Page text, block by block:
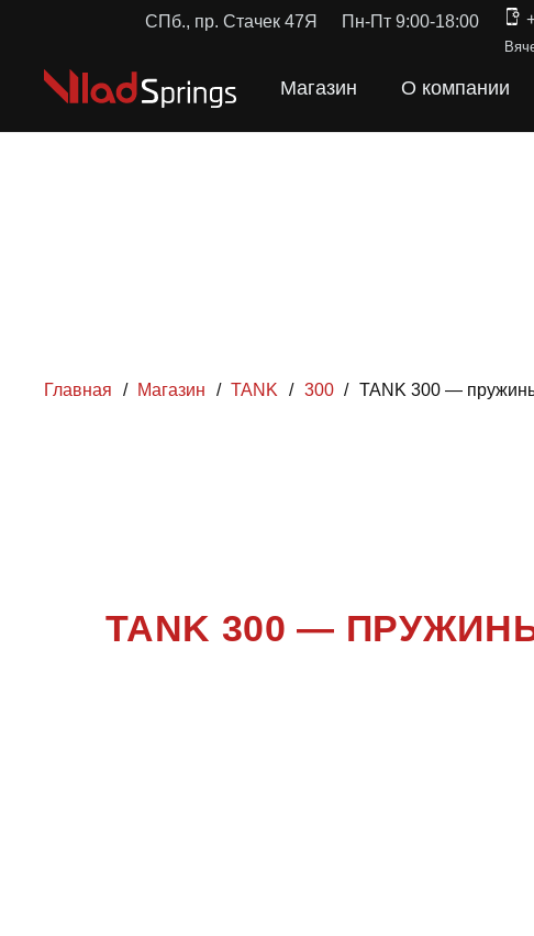
СПб., пр. Стачек 47Я Пн-Пт 9:00-18:00
Магазин О компании
Главная / Магазин / TANK / 300 / TANK 300 —
TANK 300 —